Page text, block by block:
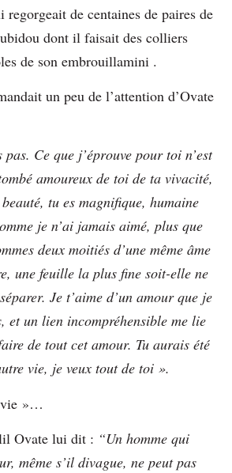
regorgeait de centaines de paires de
dont il faisait des colliers
de son embrouillamini .
un peu de l’attention d’Ovate
pas. Ce que j’éprouve pour toi n’est
amoureux de toi de ta vivacité,
tu es magnifique, humaine
je n’ai jamais aimé, plus que
deux moitiés d’une même âme
une feuille la plus fine soit-elle ne
Je t’aime d’un amour que je
et un lien incompréhensible me lie
de tout cet amour. Tu aurais été
vie, je veux tout de toi ».
vie »…
Ovate lui dit : “Un homme qui
même s’il divague, ne peut pas